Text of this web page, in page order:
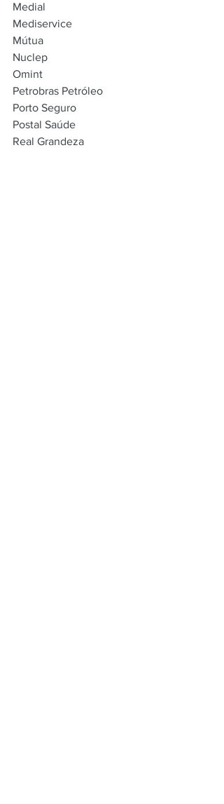
Medial
Mediservice
Mútua
Nuclep
Omint
Petrobras Petróleo
Porto Seguro
Postal Saúde
Real Grandeza